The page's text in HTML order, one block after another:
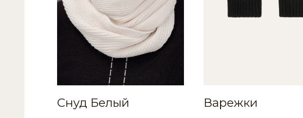
Снуд Белый
Варежки